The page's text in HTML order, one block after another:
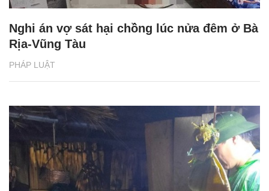
PHÁP LUẬT
Nghi án vợ sát hại chồng lúc nửa đêm ở Bà
Rịa-Vũng Tàu